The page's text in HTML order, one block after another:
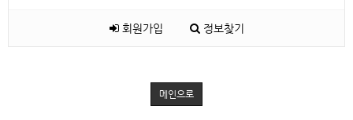
회원가입 정보찾기
메인으로